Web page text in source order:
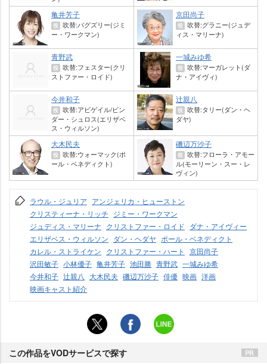
亀井芳子
役 吹替:パグズリー(ジミ
ー・ワークマン)
京田尚子
役 吹替:グラニー(ジュデ
ィス・マリーナ)
青野武
役 吹替:フェスター(クリ
ストファー・ロイド)
一城みゆ希
役 吹替:マーガレット(ダ
ナ・アイヴィ)
今井和子
役 吹替:アビゲイル/ピン
ダー・シュロス(エリザベ
ス・ウィルソン)
辻親八
役 吹替:タリー(ダン・ヘ
ダヤ)
大木民夫
役 吹替:ウォーマック(ポ
ール・ベネディクト)
磯辺万沙子
役 吹替:フローラ・アモー
ル(モーリーン・スー・レ
ヴィン)
ラウル・ジュリア アンジェリカ・ヒューストン
クリスティーナ・リッチ ジミー・ワークマン
ジュディス・マリーナ クリストファー・ロイド ダナ・アイヴィー
エリザベス・ウィルソン ダン・ヘダヤ ポール・ベネディクト
カレル・ストライケン クリストファー・ハート
京田尚子
沢田敏子 小林優子 亀井芳子 池田勝 青野武 一城みゆ希
今井和子 辻親八 大木民夫 磯辺万沙子 俳優 映画 洋画
映画キャスト紹介
この作品をVODサービスで探す